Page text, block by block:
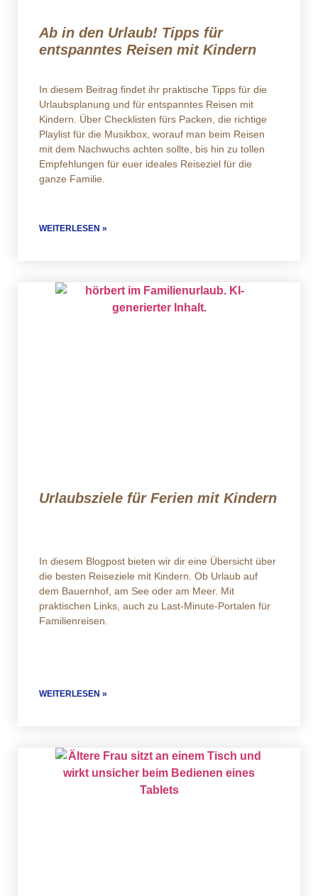
Ab in den Urlaub! Tipps für
entspanntes Reisen mit Kindern
In diesem Beitrag findet ihr praktische Tipps für die
Urlaubsplanung und für entspanntes Reisen mit
Kindern. Über Checklisten fürs Packen, die richtige
Playlist für die Musikbox, worauf man beim Reisen
mit dem Nachwuchs achten sollte, bis hin zu tollen
Empfehlungen für euer ideales Reiseziel für die
ganze Familie.
WEITERLESEN »
Urlaubsziele für Ferien mit Kindern
In diesem Blogpost bieten wir dir eine Übersicht über
die besten Reiseziele mit Kindern. Ob Urlaub auf
dem Bauernhof, am See oder am Meer. Mit
praktischen Links, auch zu Last-Minute-Portalen für
Familienreisen.
WEITERLESEN »